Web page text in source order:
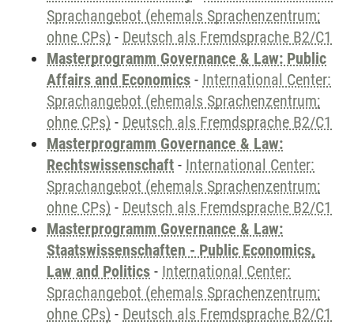
Sprachangebot (ehemals Sprachenzentrum;
ohne CPs) - Deutsch als Fremdsprache B2/C1
Masterprogramm Governance & Law: Public
Affairs and Economics - International Center:
Sprachangebot (ehemals Sprachenzentrum;
ohne CPs) - Deutsch als Fremdsprache B2/C1
Masterprogramm Governance & Law:
Rechtswissenschaft - International Center:
Sprachangebot (ehemals Sprachenzentrum;
ohne CPs) - Deutsch als Fremdsprache B2/C1
Masterprogramm Governance & Law:
Staatswissenschaften - Public Economics,
Law and Politics - International Center:
Sprachangebot (ehemals Sprachenzentrum;
ohne CPs) - Deutsch als Fremdsprache B2/C1